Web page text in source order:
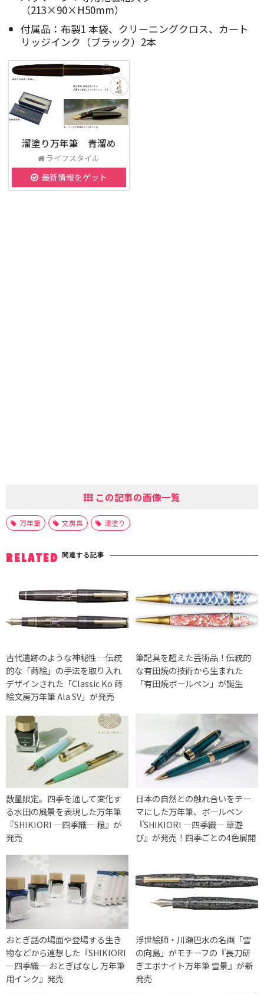
（213×90×H50mm）
付属品：布製1 本袋、クリーニングクロス、カート
リッジインク（ブラック）2本
溜塗り万年筆 青溜め
ライフスタイル
最新情報をゲット
この記事の画像一覧
万年筆 文房具 漆塗り
RELATED 関連する記事
古代遺跡のような神秘性…伝統
的な「蒔絵」の手法を取り入れ
デザインされた「Classic Ko 蒔
絵文房万年筆 Ala SV」が発売
筆記具を超えた芸術品！伝統的
な有田焼の技術から生まれた
「有田焼ボールペン」が誕生
数量限定。四季を通して変化す
る水田の風景を表現した万年筆
『SHIKIORI ―四季織― 穣』が
発売
日本の自然との触れ合いをテー
マにした万年筆、ボールペン
『SHIKIORI ―四季織― 草遊
び』が発売！四季ごとの4色展開
おとぎ話の場面や登場する生き
物などから連想した『SHIKIORI
―四季織― おとぎばなし 万年筆
用インク』発売
浮世絵師・川瀬巴水の名画「雪
の向島」がモチーフの『長刀研
ぎエボナイト万年筆 雪景』が新
発売